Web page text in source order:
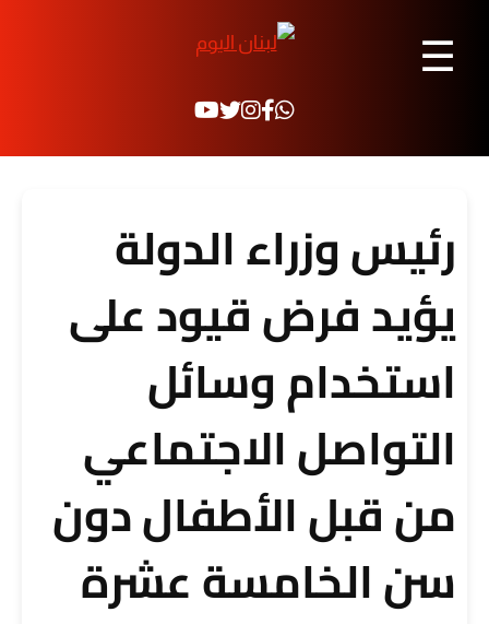
☰
رئيس وزراء الدولة
يؤيد فرض قيود على
استخدام وسائل
التواصل الاجتماعي
من قبل الأطفال دون
سن الخامسة عشرة